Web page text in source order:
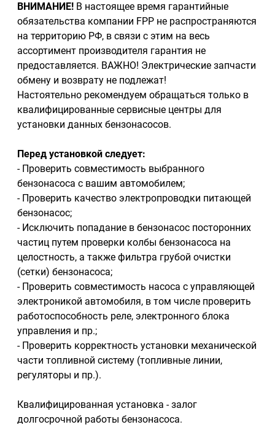
ВНИМАНИЕ! В настоящее время гарантийные
обязательства компании FPP не распространяются
на территорию РФ, в связи с этим на весь
ассортимент производителя гарантия не
предоставляется. ВАЖНО! Электрические запчасти
обмену и возврату не подлежат!
Настоятельно рекомендуем обращаться только в
квалифицированные сервисные центры для
установки данных бензонасосов.
Перед установкой следует:
- Проверить совместимость выбранного
бензонасоса с вашим автомобилем;
- Проверить качество электропроводки питающей
бензонасос;
- Исключить попадание в бензонасос посторонних
частиц путем проверки колбы бензонасоса на
целостность, а также фильтра грубой очистки
(сетки) бензонасоса;
- Проверить совместимость насоса с управляющей
электроникой автомобиля, в том числе проверить
работоспособность реле, электронного блока
управления и пр.;
- Проверить корректность установки механической
части топливной систему (топливные линии,
регуляторы и пр.).
Квалифицированная установка - залог
долгосрочной работы бензонасоса.